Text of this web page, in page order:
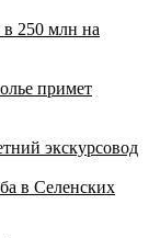
250 млн на
примет
экскурсовод
в Селенских